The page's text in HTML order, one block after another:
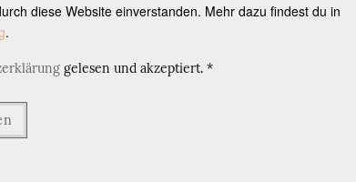
diese Website einverstanden. Mehr dazu findest du in
.
gelesen und akzeptiert. *